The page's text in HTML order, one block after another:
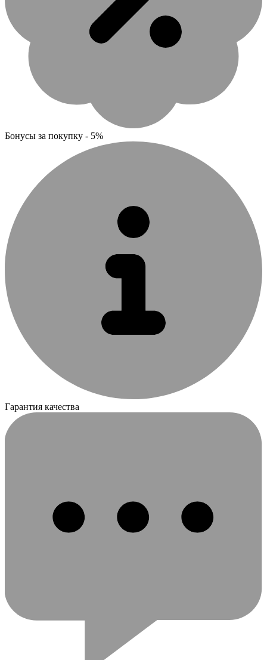
Бонусы за покупку - 5%
Гарантия качества